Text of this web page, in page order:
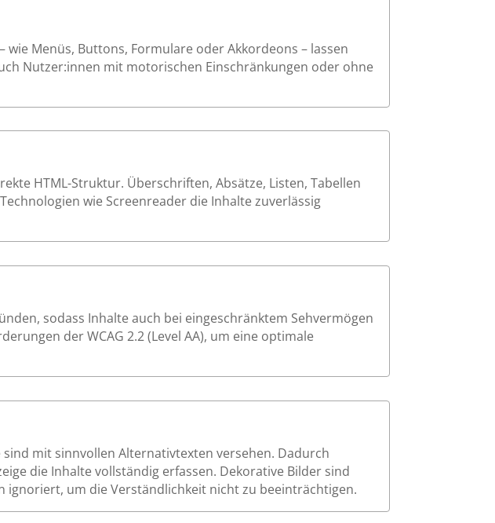
Menüs, Buttons, Formulare oder Akkordeons – lassen
Nutzer:innen mit motorischen Einschränkungen oder ohne
HTML-Struktur. Überschriften, Absätze, Listen, Tabellen
wie Screenreader die Inhalte zuverlässig
sodass Inhalte auch bei eingeschränktem Sehvermögen
der WCAG 2.2 (Level AA), um eine optimale
mit sinnvollen Alternativtexten versehen. Dadurch
die Inhalte vollständig erfassen. Dekorative Bilder sind
ignoriert, um die Verständlichkeit nicht zu beeinträchtigen.